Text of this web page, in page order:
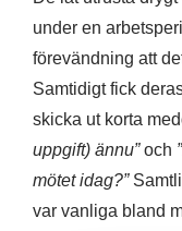
under en
förevändning att
Samtidigt fick
skicka ut korta
uppgift) ännu”och
mötet idag?”
var vanliga bland